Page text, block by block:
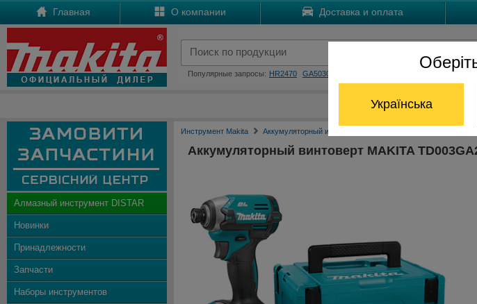
Українська
Главная О компании Доставка и оплата
Популярные запросы: HR2470 GA5030
Отдел запчастей:
Алмазный инструмент DISTAR
Новинки
Принадлежности
Запчасти
Наборы инструментов
Инструмент Makita Аккумуляторный инструмент Макита
Аккумуляторный винтоверт MAKITA